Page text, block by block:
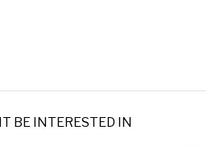
BE INTERESTED IN